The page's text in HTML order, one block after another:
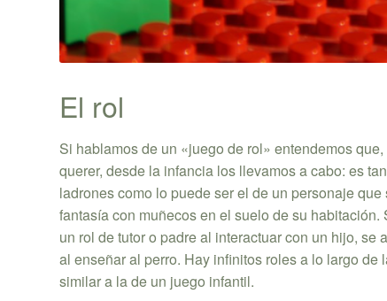
El rol
Si hablamos de un «juego de rol» entendemos
querer, desde la infancia los llevamos a cabo: es
ladrones como lo puede ser el de un personaje
fantasía con muñecos en el suelo de su
un rol de tutor o padre al interactuar con un hijo,
al enseñar al perro. Hay infinitos roles a lo largo
similar a la de un juego infantil.